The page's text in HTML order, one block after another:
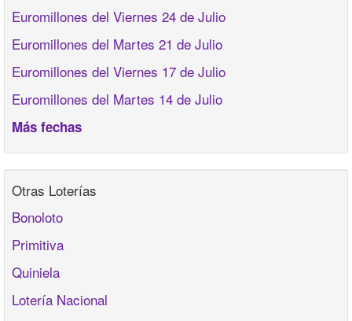
Euromillones del Viernes 24 de Julio
Euromillones del Martes 21 de Julio
Euromillones del Viernes 17 de Julio
Euromillones del Martes 14 de Julio
Más fechas
Otras Loterías
Bonoloto
Primitiva
Quiniela
Lotería Nacional